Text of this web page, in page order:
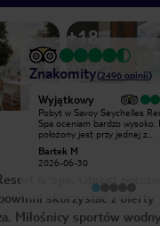
+18
Znakomity(2496 opinii)
Wyjątkowy
Pobyt w Savoy Seychelles
Spa oceniam bardzo wysoko.
położony jest przy jednej z
Beau Vallon, co sprawia, że jest
świetną bazą zarówno do
Bartek M
2026-06-30
& Spa. Obiekt
skorzystać z oferty
Miłośnicy sportów